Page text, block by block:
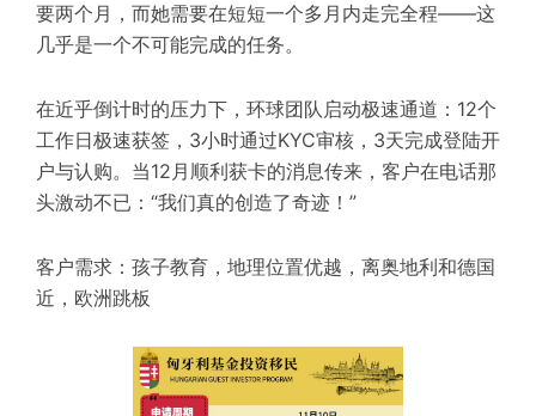
要两个月，而她需要在短短一个多月内走完全程——这
几乎是一个不可能完成的任务。
在近乎倒计时的压力下，环球团队启动极速通道：12个
工作日极速获签，3小时通过KYC审核，3天完成登陆开
户与认购。当12月顺利获卡的消息传来，客户在电话那
头激动不已：“我们真的创造了奇迹！”
客户需求：孩子教育，地理位置优越，离奥地利和德国
近，欧洲跳板